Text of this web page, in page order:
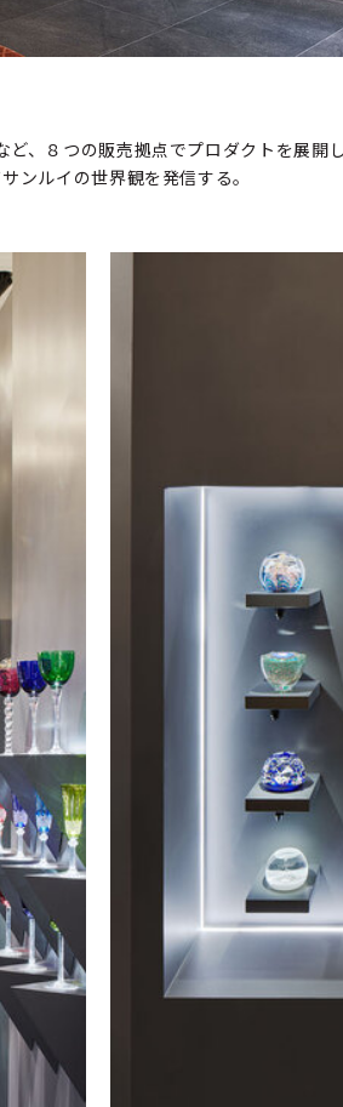
、８つの販売拠点でプロダクトを展開
ンルイの世界観を発信する。